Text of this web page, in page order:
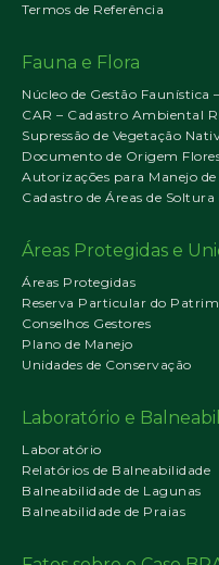
Termos de Referência
Fauna e Flora
Núcleo de Gestão Faunística
CAR – Cadastro Ambiental
Supressão de Vegetação
Documento de Origem
Autorizações para Manejo
Cadastro de Áreas de
Áreas Protegidas e
Áreas Protegidas
Reserva Particular do
Conselhos Gestores
Plano de Manejo
Unidades de Conservação
Laboratório e
Laboratório
Relatórios de Balneabilidade
Balneabilidade de Lagunas
Balneabilidade de Praias